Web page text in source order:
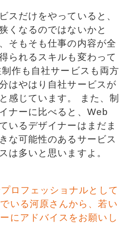
スだけをやっていると、
くなるのではないかと
そもそも仕事の内容が全
られるスキルも変わって
作も自社サービスも両方
はやはり自社サービスが
感じています。 また、制
ナーに比べると、Web
いるデザイナーはまだま
な可能性のあるサービス
は多いと思いますよ。
ロフェッショナルとして
いる河原さんから、若い
にアドバイスをお願いし